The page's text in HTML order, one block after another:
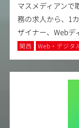
マスメディアンで
務の求人から、1
ザイナー、Webデ
関西 Web・デジタ